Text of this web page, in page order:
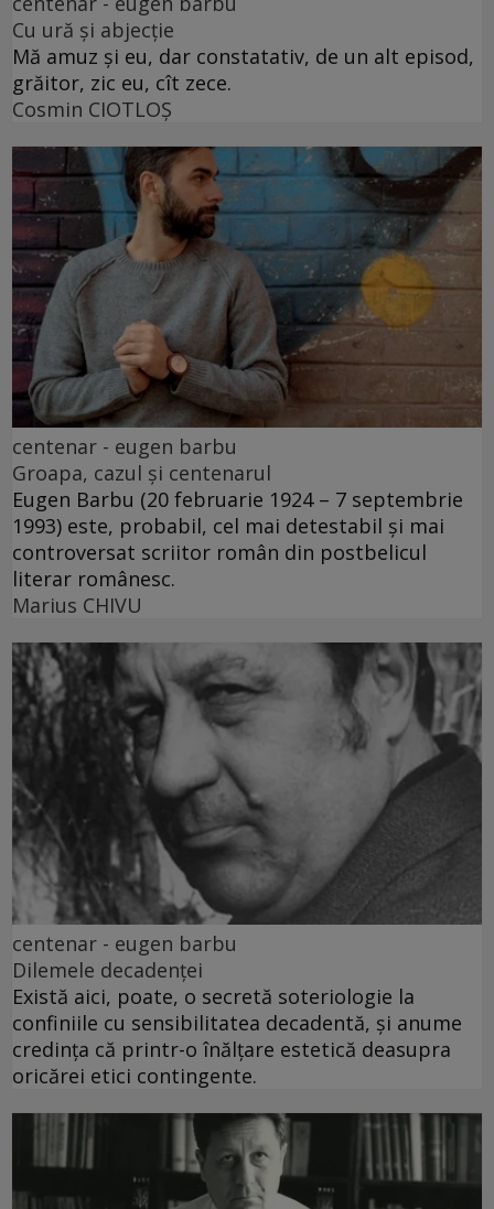
Cu ură și abjecție
Mă amuz și eu, dar constatativ, de un alt episod,
grăitor, zic eu, cît zece.
Cosmin CIOTLOŞ
centenar - eugen barbu
Groapa, cazul și centenarul
Eugen Barbu (20 februarie 1924 – 7 septembrie
1993) este, probabil, cel mai detestabil și mai
controversat scriitor român din postbelicul
literar românesc.
Marius CHIVU
centenar - eugen barbu
Dilemele decadenței
Există aici, poate, o secretă soteriologie la
confiniile cu sensibilitatea decadentă, și anume
credința că printr-o înălțare estetică deasupra
oricărei etici contingente.